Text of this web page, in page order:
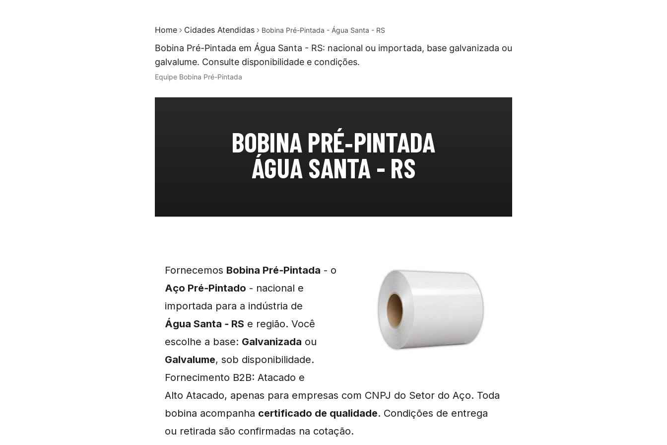
Home Cidades Atendidas Bobina Pré-Pintada - Água Santa - RS
Bobina Pré-Pintada em Água Santa - RS: nacional ou importada, base galvanizada ou
galvalume. Consulte disponibilidade e condições.
Equipe Bobina Pré-Pintada
BOBINA PRÉ‑PINTADA
ÁGUA SANTA - RS
Fornecemos Bobina Pré‑Pintada - o
Aço Pré‑Pintado - nacional e
importada para a indústria de
Água Santa ‑ RS e região. Você
escolhe a base: Galvanizada ou
Galvalume, sob disponibilidade.
Fornecimento B2B: Atacado e
Alto Atacado, apenas para empresas com CNPJ do Setor do Aço. Toda
bobina acompanha certificado de qualidade. Condições de entrega
ou retirada são confirmadas na cotação.